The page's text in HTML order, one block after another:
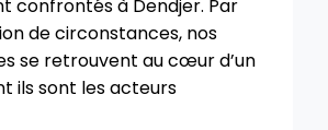
confrontés à Dendjer. Par
de circonstances, nos
se retrouvent au cœur d’un
ils sont les acteurs